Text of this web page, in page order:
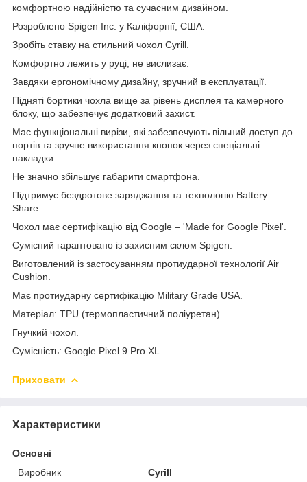
комфортною надійністю та сучасним дизайном.
Розроблено Spigen Inc. у Каліфорнії, США.
Зробіть ставку на стильний чохол Cyrill.
Комфортно лежить у руці, не вислизає.
Завдяки ергономічному дизайну, зручний в експлуатації.
Підняті бортики чохла вище за рівень дисплея та камерного
блоку, що забезпечує додатковий захист.
Має функціональні вирізи, які забезпечують вільний доступ до
портів та зручне використання кнопок через спеціальні
накладки.
Не значно збільшує габарити смартфона.
Підтримує бездротове заряджання та технологію Battery
Share.
Чохол має сертифікацію від Google – 'Made for Google Pixel'.
Сумісний гарантовано із захисним склом Spigen.
Виготовлений із застосуванням протиударної технології Air
Cushion.
Має протиударну сертифікацію Military Grade USA.
Матеріал: TPU (термопластичний поліуретан).
Гнучкий чохол.
Сумісність: Google Pixel 9 Pro XL.
Приховати
Характеристики
Основні
Виробник
Cyrill